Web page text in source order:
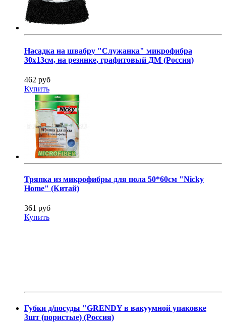
Насадка на швабру "Служанка" микрофибра
30х13см, на резинке, графитовый ДМ (Россия)
462 руб
Купить
Тряпка из микрофибры для пола 50*60см "Nicky
Home" (Китай)
361 руб
Купить
Губки д/посуды "GRENDY в вакуумной упаковке
3шт (пористые) (Россия)